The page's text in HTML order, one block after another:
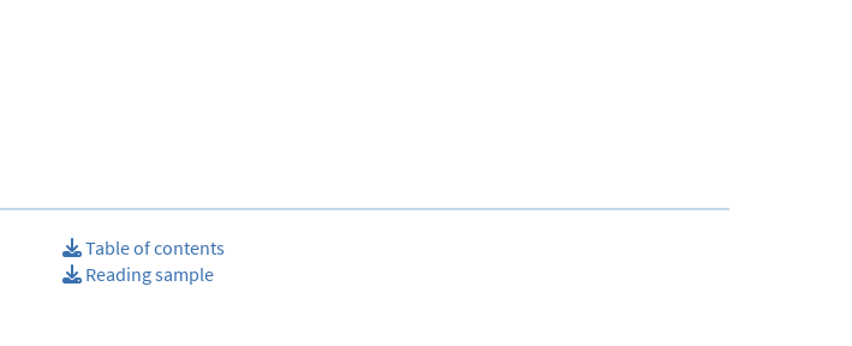
Table of contents
Reading sample